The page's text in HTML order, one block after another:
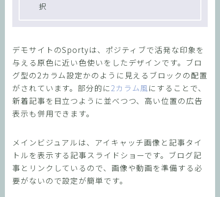
択
デモサイトのSportyは、ポジティブで活発な印象を
与える原色に近い色使いをしたデザインです。ブロ
グ型の2カラム設定かのように見えるブロックの配置
がされています。部分的に2カラム風にすることで、
新着記事を目立つように並べつつ、高い位置の広告
表示も併用できます。
メインビジュアルは、アイキャッチ画像と記事タイ
トルを表示する記事スライドショーです。ブログ記
事とリンクしているので、画像や動画を準備する必
要がないので設定が簡単です。